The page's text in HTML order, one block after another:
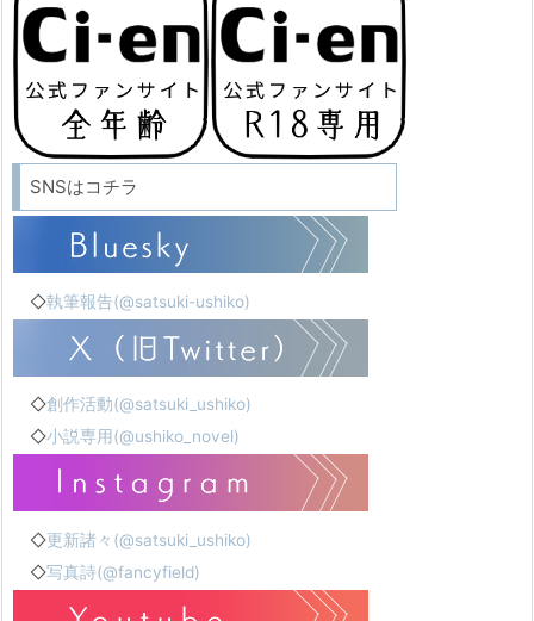
SNSはコチラ
◇執筆報告(@satsuki-ushiko)
◇創作活動(@satsuki_ushiko)
◇小説専用(@ushiko_novel)
◇更新諸々(@satsuki_ushiko)
◇写真詩(@fancyfield)